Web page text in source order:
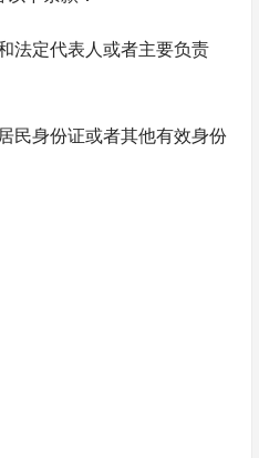
法定代表人或者主要负责
民身份证或者其他有效身份